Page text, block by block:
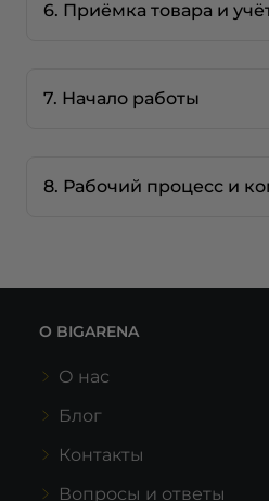
6. Приёмка товара и
7. Начало работы
8. Рабочий процесс и
О BIGARENA
О нас
Блог
Контакты
Вопросы и ответы